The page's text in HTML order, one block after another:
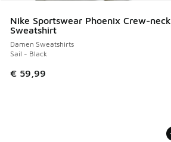
Nike Sportswear Phoenix Crew-neck
Sweatshirt
Damen Sweatshirts
Sail - Black
€ 59,99